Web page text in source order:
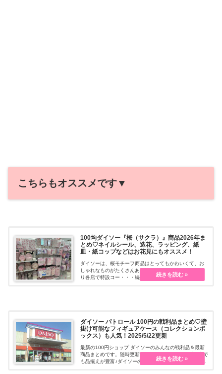
こちらもオススメです▼
100均ダイソー『桜（サクラ）』商品2026年ま
とめ♡ネイルシール、造花、ラッピング、紙
皿・紙コップなどはお花見にもオススメ！
ダイソーは、桜モチーフ商品はとってもかわいくて、お
しゃれなものがたくさんあります！2024年も2月ころよ
り各店で特設コー・・・続きを読む
ダイソー パトロール 100円の戦利品まとめ♡壁
掛け可能なフィギュアケース（コレクションボ
ックス）も人気！2025/5/22更新
最新の100円ショップ ダイソーのみんなの戦利品＆最新
商品まとめです。随時更新中です。100円ショップの中で
も品揃えが豊富♪ダイソーのトレンドをチェックできま